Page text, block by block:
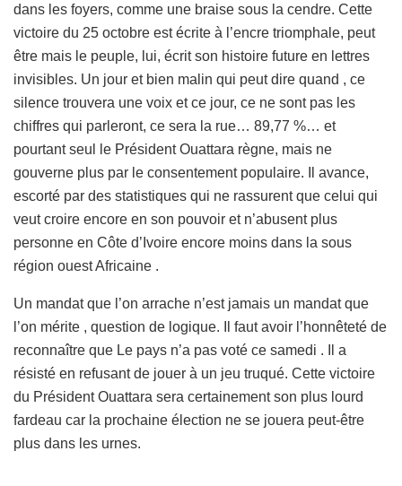
dans les foyers, comme une braise sous la cendre. Cette
victoire du 25 octobre est écrite à l’encre triomphale, peut
être mais le peuple, lui, écrit son histoire future en lettres
invisibles. Un jour et bien malin qui peut dire quand , ce
silence trouvera une voix et ce jour, ce ne sont pas les
chiffres qui parleront, ce sera la rue… 89,77 %… et
pourtant seul le Président Ouattara règne, mais ne
gouverne plus par le consentement populaire. Il avance,
escorté par des statistiques qui ne rassurent que celui qui
veut croire encore en son pouvoir et n’abusent plus
personne en Côte d’Ivoire encore moins dans la sous
région ouest Africaine .
Un mandat que l’on arrache n’est jamais un mandat que
l’on mérite , question de logique. Il faut avoir l’honnêteté de
reconnaître que Le pays n’a pas voté ce samedi . Il a
résisté en refusant de jouer à un jeu truqué. Cette victoire
du Président Ouattara sera certainement son plus lourd
fardeau car la prochaine élection ne se jouera peut-être
plus dans les urnes.